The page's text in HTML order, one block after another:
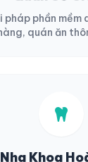
pháp phần mềm
quán ăn
Nha Khoa